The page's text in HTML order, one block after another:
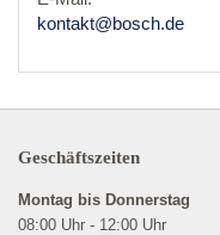
kontakt@bosch.de
Geschäftszeiten
Montag bis Donnerstag
08:00 Uhr - 12:00 Uhr